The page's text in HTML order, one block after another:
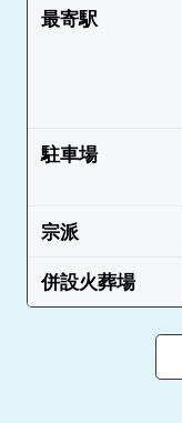
最寄駅
駐車場
宗派
併設火葬場